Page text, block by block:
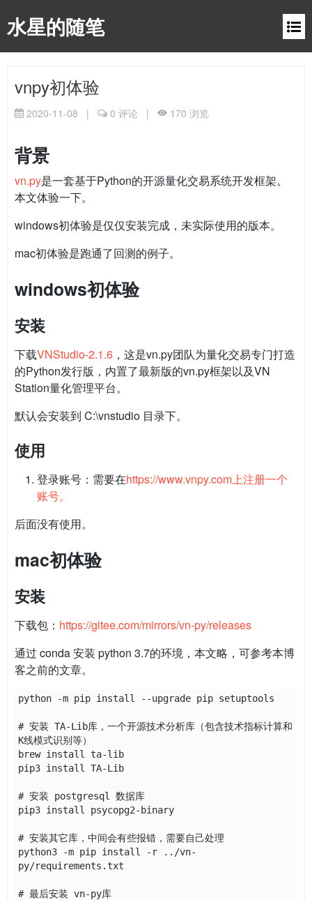
水星的随笔
vnpy初体验
2020-11-08 | 0 评论 | 170 浏览
背景
vn.py是一套基于Python的开源量化交易系统开发框架。
本文体验一下。
windows初体验是仅仅安装完成，未实际使用的版本。
mac初体验是跑通了回测的例子。
windows初体验
安装
下载VNStudio-2.1.6 ，这是vn.py团队为量化交易专门打造
的Python发行版，内置了最新版的vn.py框架以及VN
Station量化管理平台。
默认会安装到 C:\vnstudio 目录下。
使用
登录账号：需要在https://www.vnpy.com上注册一个
账号。
后面没有使用。
mac初体验
安装
下载包： https://gitee.com/mirrors/vn-py/releases
通过 conda 安装 python 3.7的环境，本文略，可参考本博
客之前的文章。
python -m pip install --upgrade pip setuptools
# 安装 TA-Lib库，一个开源技术分析库（包含技术指标计算和
K线模式识别等）
brew install ta-lib
pip3 install TA-Lib
# 安装 postgresql 数据库
pip3 install psycopg2-binary
# 安装其它库，中间会有些报错，需要自己处理
python3 -m pip install -r ../vn-
py/requirements.txt
# 最后安装 vn-py库